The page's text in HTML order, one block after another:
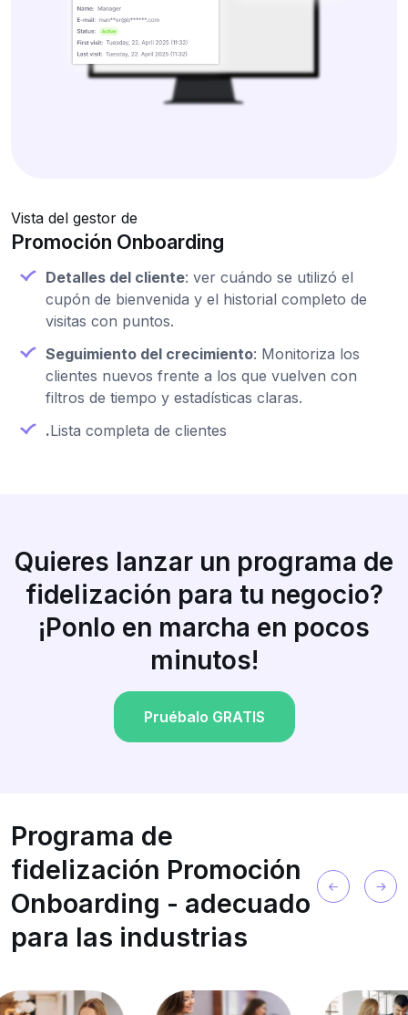
Vista del gestor de
Promoción Onboarding
Detalles del cliente: ver cuándo se utilizó el
cupón de bienvenida y el historial completo de
visitas con puntos.
Seguimiento del crecimiento: Monitoriza los
clientes nuevos frente a los que vuelven con
filtros de tiempo y estadísticas claras.
.Lista completa de clientes
Quieres lanzar un programa de
fidelización para tu negocio?
¡Ponlo en marcha en pocos
minutos!
Pruébalo GRATIS
Programa de
fidelización Promoción
Onboarding - adecuado
para las industrias